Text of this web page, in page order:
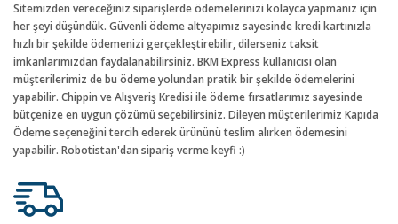
Sitemizden vereceğiniz siparişlerde ödemelerinizi kolayca yapmanız için
her şeyi düşündük. Güvenli ödeme altyapımız sayesinde kredi kartınızla
hızlı bir şekilde ödemenizi gerçekleştirebilir, dilerseniz taksit
imkanlarımızdan faydalanabilirsiniz. BKM Express kullanıcısı olan
müşterilerimiz de bu ödeme yolundan pratik bir şekilde ödemelerini
yapabilir. Chippin ve Alışveriş Kredisi ile ödeme fırsatlarımız sayesinde
bütçenize en uygun çözümü seçebilirsiniz. Dileyen müşterilerimiz Kapıda
Ödeme seçeneğini tercih ederek ürününü teslim alırken ödemesini
yapabilir. Robotistan'dan sipariş verme keyfi :)